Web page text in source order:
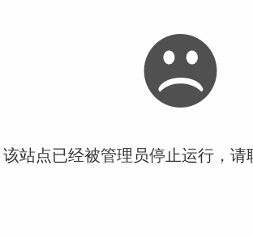
站点已经被管理员停止运行，